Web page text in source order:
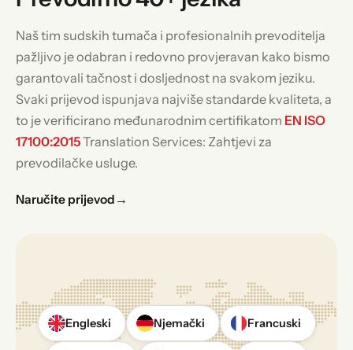
Naš tim sudskih tumača i profesionalnih prevoditelja
pažljivo je odabran i redovno provjeravan kako bismo
garantovali tačnost i dosljednost na svakom jeziku.
Svaki prijevod ispunjava najviše standarde kvaliteta, a
to je verificirano međunarodnim certifikatom EN ISO
17100:2015Translation Services: Zahtjevi za
prevodilačke usluge.
Naručite prijevod →
Engleski Njemački Francuski